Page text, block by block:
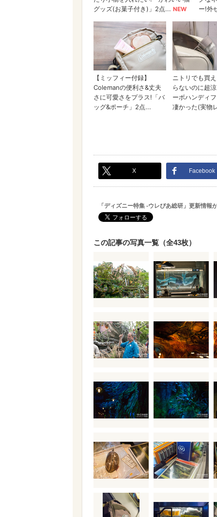
X Facebook
「ディズニー特集 -ウレぴあ総研」更新情報
この記事の写真一覧（全43枚）